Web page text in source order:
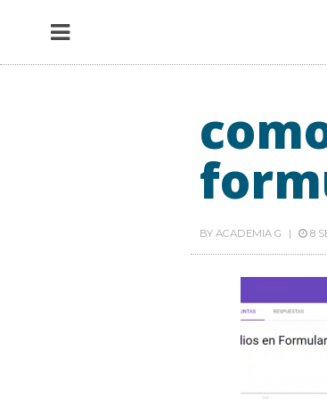
BY ACADEMIA G 8